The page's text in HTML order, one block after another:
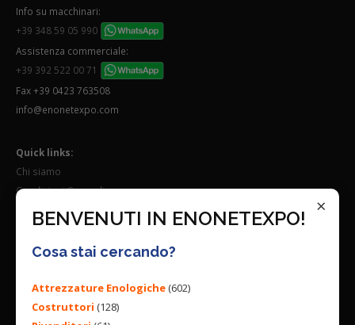
×
BENVENUTI IN ENONETEXPO!
Cosa stai cercando?
Attrezzature Enologiche(602)
Costruttori (128)
Info su macchinari:
+39 348 59 05 990
Assistenza commerciale:
+39 392 522 00 71
Fax +39 0423 763508
info@enonetexpo.com
Quick links:
Chi siamo
Condizioni Generali
Lavora con noi
Seguici su: